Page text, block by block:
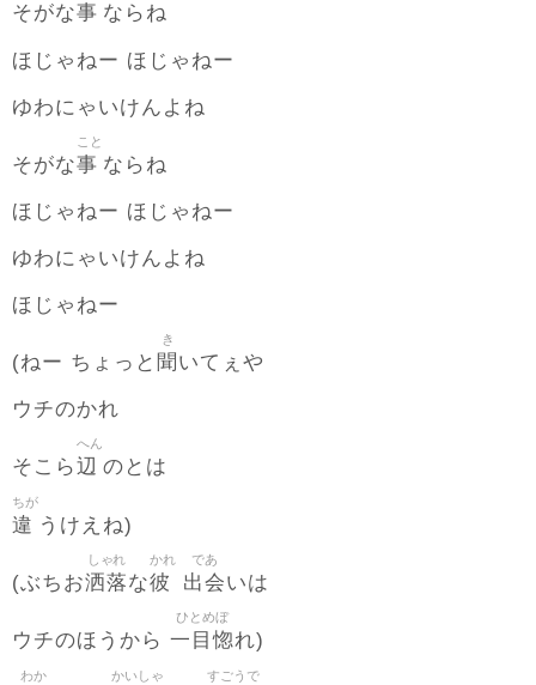
そがな事 ならね
ほじゃねー ほじゃねー
ゆわにゃいけんよね
そがな事
こと
ならね
ほじゃねー ほじゃねー
ゆわにゃいけんよね
ほじゃねー
(ねー ちょっと 聞
き
いてぇや
ウチのかれ
そこら辺
へん
のとは
違
ちが
うけえね)
(ぶちお洒落
しゃれ
な彼
かれ
出会
であ
いは
ウチのほうから 一目惚
ひとめぼ
れ)
わか かいしゃ すごうで